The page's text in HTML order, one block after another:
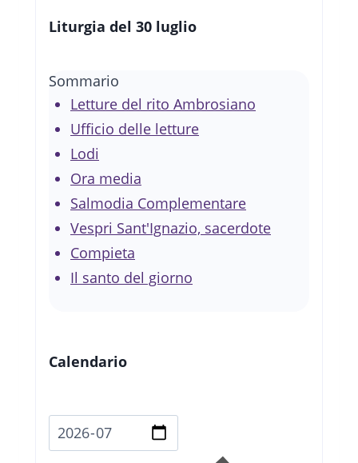
Liturgia del 30 luglio
Sommario
Letture del rito Ambrosiano
Ufficio delle letture
Lodi
Ora media
Salmodia Complementare
Vespri Sant'Ignazio, sacerdote
Compieta
Il santo del giorno
Calendario